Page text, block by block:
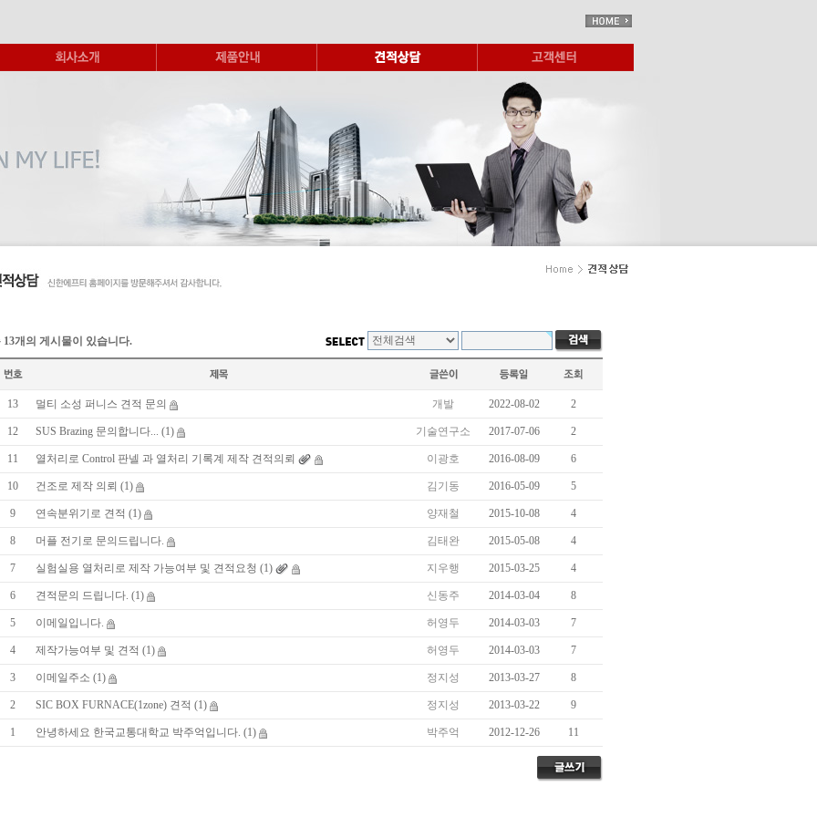
13개의 게시물이 있습니다.
13 멀티 소성 퍼니스 견적 문의 개발 2022-08-02 2
12 SUS Brazing 문의합니다... (1) 기술연구소 2017-07-06 2
11 열처리로 Control 판넬 과 열처리 기록계 제작 견적의뢰 이광호 2016-08-09 6
10 건조로 제작 의뢰 (1) 김기동 2016-05-09 5
9 연속분위기로 견적 (1) 양재철 2015-10-08 4
8 머플 전기로 문의드립니다. 김태완 2015-05-08 4
7 실험실용 열처리로 제작 가능여부 및 견적요청 (1) 지우행 2015-03-25 4
6 견적문의 드립니다. (1) 신동주 2014-03-04 8
5 이메일입니다. 허영두 2014-03-03 7
4 제작가능여부 및 견적 (1) 허영두 2014-03-03 7
3 이메일주소 (1) 정지성 2013-03-27 8
2 SIC BOX FURNACE(1zone) 견적 (1) 정지성 2013-03-22 9
1 안녕하세요 한국교통대학교 박주억입니다. (1) 박주억 2012-12-26 11